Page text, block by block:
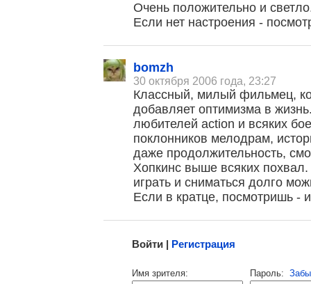
Очень положительно и
Если нет настроения -
bomzh
30 октября 2006 года, 23:27
Классный, милый фильмец,
добавляет оптимизма в
любителей action и всяких
поклонников мелодрам,
даже продолжительность,
Хопкинс выше всяких
играть и сниматься долго
Если в кратце, посмотришь -
, поделитесь своим мнением
Малосодержательные и грубые отзывы нещадно
Войти | Регистрация
Имя зрителя: Пароль: